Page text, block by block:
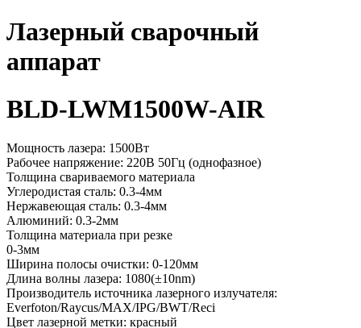
Лазерный сварочный
аппарат
BLD-LWM1500W-AIR
Мощность лазера: 1500Вт
Рабочее напряжение: 220В 50Гц (однофазное)
Толщина свариваемого материала
Углеродистая сталь: 0.3-4мм
Нержавеющая сталь: 0.3-4мм
Алюминий: 0.3-2мм
Толщина материала при резке
0-3мм
Ширина полосы очистки: 0-120мм
Длина волны лазера: 1080(±10nm)
Производитель источника лазерного излучателя:
Everfoton/Raycus/MAX/IPG/BWT/Reci
Цвет лазерной метки: красный